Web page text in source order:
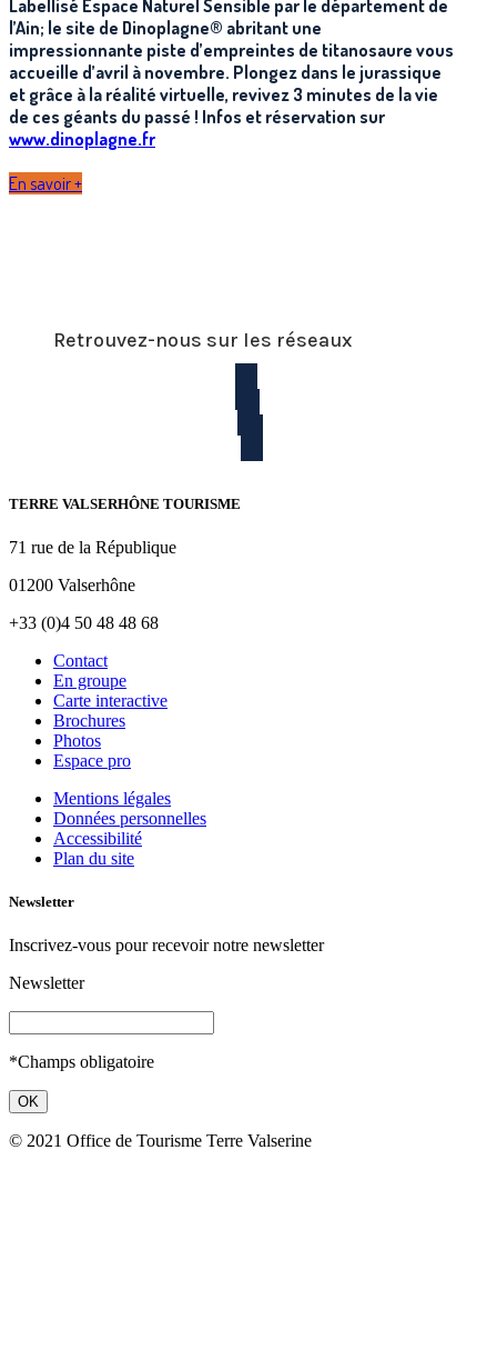
Labellisé Espace Naturel Sensible par le département de
l’Ain; le site de Dinoplagne® abritant une
impressionnante piste d’empreintes de titanosaure vous
accueille d’avril à novembre. Plongez dans le jurassique
et grâce à la réalité virtuelle, revivez 3 minutes de la vie
de ces géants du passé ! Infos et réservation sur
www.dinoplagne.fr
En savoir +
Retrouvez-nous sur les réseaux
TERRE VALSERHÔNE TOURISME
71 rue de la République
01200 Valserhône
+33 (0)4 50 48 48 68
Contact
En groupe
Carte interactive
Brochures
Photos
Espace pro
Mentions légales
Données personnelles
Accessibilité
Plan du site
Newsletter
Inscrivez-vous pour recevoir notre newsletter
Newsletter
*Champs obligatoire
© 2021 Office de Tourisme Terre Valserine